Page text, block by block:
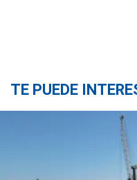
TE PUEDE